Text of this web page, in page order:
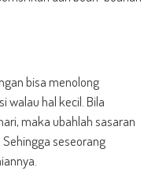
bisa menolong
walau hal kecil. Bila
maka ubahlah sasaran
seseorang